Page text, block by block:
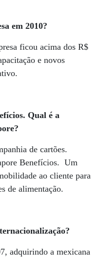
em 2010?
ficou acima dos R$
e novos
Qual é a
de cartões.
Benefícios. Um
ao cliente para
de alimentação.
adquirindo a mexicana